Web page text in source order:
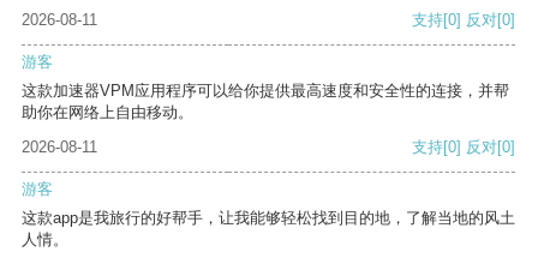
2026-08-11 支持[0] 反对[0]
游客
这款加速器VPM应用程序可以给你提供最高速度和安全性的连接，并帮
助你在网络上自由移动。
2026-08-11
支持[0] 反对[0]
游客
这款app是我旅行的好帮手，让我能够轻松找到目的地，了解当地的风土
人情。